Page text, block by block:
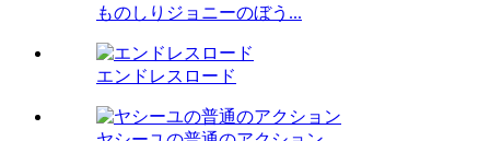
ものしりジョニーのぼう...
エンドレスロード